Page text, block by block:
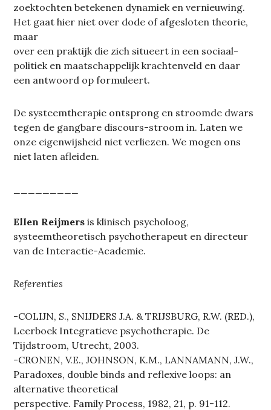
zoektochten betekenen dynamiek en vernieuwing.
Het gaat hier niet over dode of afgesloten theorie,
maar
over een praktijk die zich situeert in een sociaal-
politiek en maatschappelijk krachtenveld en daar
een antwoord op formuleert.
De systeemtherapie ontsprong en stroomde dwars
tegen de gangbare discours-stroom in. Laten we
onze eigenwijsheid niet verliezen. We mogen ons
niet laten afleiden.
Ellen Reijmers is klinisch psycholoog,
systeemtheoretisch psychotherapeut en directeur
van de Interactie-Academie.
Referenties
-COLIJN, S., SNIJDERS J.A. & TRIJSBURG, R.W. (RED.),
Leerboek Integratieve psychotherapie. De
Tijdstroom, Utrecht, 2003.
-CRONEN, V.E., JOHNSON, K.M., LANNAMANN, J.W.,
Paradoxes, double binds and reflexive loops: an
alternative theoretical
perspective. Family Process, 1982, 21, p. 91-112.